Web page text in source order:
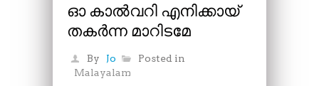
ഓ കാൽവറി എനിക്കായ്
തകർന്ന മാറിടമേ
By Jo
Posted in
Malayalam